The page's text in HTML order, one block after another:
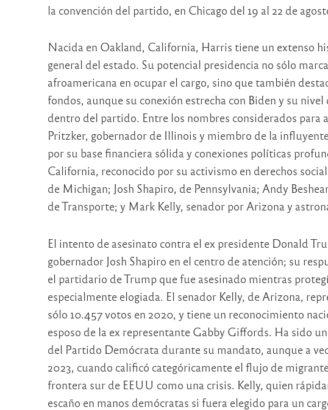
la convención del partido, en Chicago del 19 al 22 de
Nacida en Oakland, California, Harris tiene un extenso
general del estado. Su potencial presidencia no sólo
afroamericana en ocupar el cargo, sino que también
fondos, aunque su conexión estrecha con Biden y su
dentro del partido. Entre los nombres considerados para
Pritzker, gobernador de Illinois y miembro de la
por su base financiera sólida y conexiones políticas
California, reconocido por su activismo en derechos
de Michigan; Josh Shapiro, de Pennsylvania; Andy
de Transporte; y Mark Kelly, senador por Arizona y
El intento de asesinato contra el ex presidente Donald
gobernador Josh Shapiro en el centro de atención; su
el partidario de Trump que fue asesinado mientras
especialmente elogiada. El senador Kelly, de Arizona,
sólo 10.457 votos en 2020, y tiene un reconocimiento
esposo de la ex representante Gabby Giffords. Ha sido
del Partido Demócrata durante su mandato, aunque a
2023, cuando calificó categóricamente el flujo de
frontera sur de EEUU como una crisis. Kelly, quien
escaño en manos demócratas si fuera elegido para un